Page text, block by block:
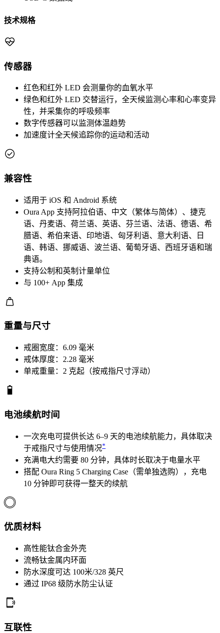
技术规格
传感器
红色和红外 LED 会测量你的血氧水平
绿色和红外 LED 交替运行，全天候监测心率和心率变异
性，并采集你的呼吸频率
数字传感器可以监测体温趋势
加速度计全天候追踪你的运动和活动
兼容性
适用于 iOS 和 Android 系统
Oura App 支持阿拉伯语、中文（繁体与简体）、捷克
语、丹麦语、荷兰语、英语、芬兰语、法语、德语、希
腊语、希伯来语、印地语、匈牙利语、意大利语、日
语、韩语、挪威语、波兰语、葡萄牙语、西班牙语和瑞
典语。
支持公制和英制计量单位
与 100+ App 集成
重量与尺寸
戒圈宽度：6.09 毫米
戒体厚度：2.28 毫米
单戒重量：2 克起（按戒指尺寸浮动）
电池续航时间
一次充电可提供长达 6–9 天的电池续航能力，具体取决
于戒指尺寸与使用情况*
充满电大约需要 80 分钟，具体时长取决于电量水平
搭配 Oura Ring 5 Charging Case（需单独选购），充电
10 分钟即可获得一整天的续航
优质材料
高性能钛合金外壳
流畅钛金属内环面
防水深度可达 100米/328 英尺
通过 IP68 级防水防尘认证
互联性